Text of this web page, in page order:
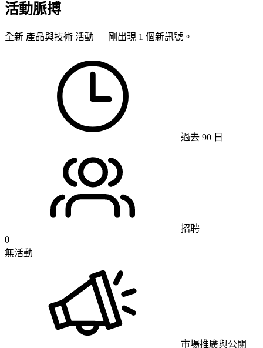
活動脈搏
全新 產品與技術 活動 — 剛出現 1 個新訊號。
過去 90 日
招聘
0
無活動
市場推廣與公關